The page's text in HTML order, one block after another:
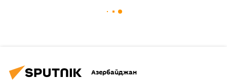
Азербайджан